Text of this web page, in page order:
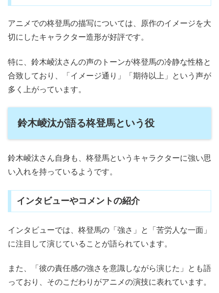
アニメでの柊登馬の描写については、原作のイメージを大
切にしたキャラクター造形が好評です。
特に、鈴木崚汰さんの声のトーンが柊登馬の冷静な性格と
合致しており、「イメージ通り」「期待以上」という声が
多く上がっています。
鈴木崚汰が語る柊登馬という役
鈴木崚汰さん自身も、柊登馬というキャラクターに強い思
い入れを持っているようです。
インタビューやコメントの紹介
インタビューでは、柊登馬の「強さ」と「苦労人な一面」
に注目して演じていることが語られています。
また、「彼の責任感の強さを意識しながら演じた」とも語
っており、そのこだわりがアニメの演技に表れています。